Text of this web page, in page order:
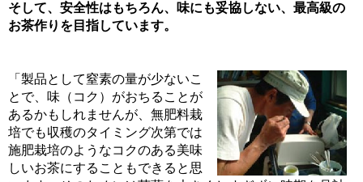
そして、安全性はもちろん、味にも妥協しない、最高級の
お茶作りを目指しています。
「製品として窒素の量が少ないこ
とで、味（コク）がおちることが
あるかもしれませんが、無肥料栽
培でも収穫のタイミング次第では
施肥栽培のようなコクのある美味
しいお茶にすることもできると思